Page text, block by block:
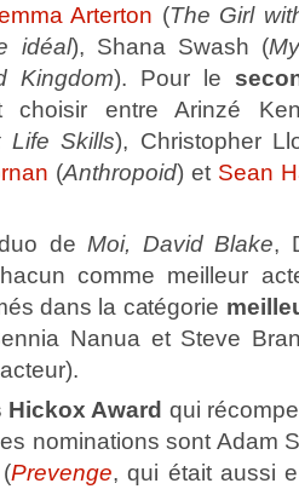
Arterton (The Girl
idéal), Shana Swash (
Kingdom). Pour le
choisir entre Arinzé
Life Skills), Christopher
(Anthropoid) et Sean
deMoi, David Blake,
comme meilleur
dans la catégorie
Nanua et Steve
Hickox Award qui
nominations sont Adam
Prevenge, qui était aussi